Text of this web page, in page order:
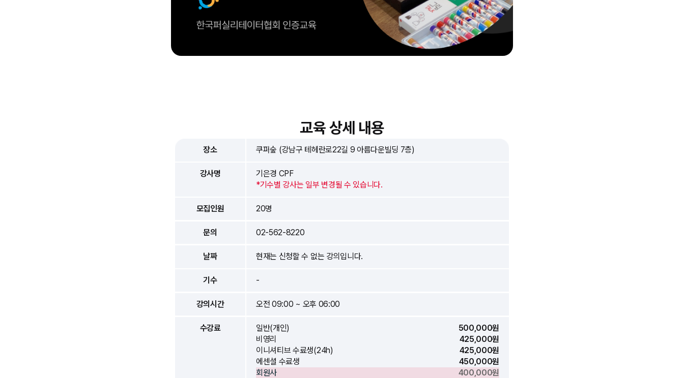
교육 상세 내용
장소 쿠퍼숲 (강남구 테헤란로22길 9 아름다운빌딩 7층)
강사명
기은경 CPF
*기수별 강사는 일부 변경될 수 있습니다.
모집인원 20명
문의 02-562-8220
날짜 현재는 신청할 수 없는 강의입니다.
기수 -
강의시간 오전 09:00 ~ 오후 06:00
수강료 일반(개인)
500,000원
비영리
425,000원
이니셔티브 수료생(24h)
425,000원
에센셜 수료생
450,000원
회원사
400,000원